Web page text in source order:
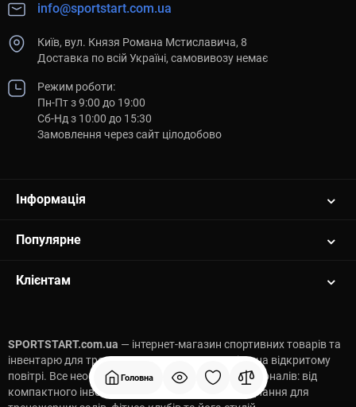
Головна
info@sportstart.com.ua
Київ, вул. Князя Романа Мстиславича, 8
Доставка по всій Україні, самовивозу немає
Режим роботи:
Пн-Пт з 9:00 до 19:00
Сб-Нд з 10:00 до 15:30
Замовлення через сайт цілодобово
Інформація
Популярне
Клієнтам
SPORTSTART.com.ua — інтернет-магазин спортивних товарів та
інвентарю для тренувань вдома, у спортзалі та на відкритому
повітрі. Все необхідне для початківців та професіоналів: від
компактного інвентарю до професійного обладнання для